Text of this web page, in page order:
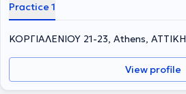
Practice 1
ΚΟΡΓΙΑΛΕΝΙΟΥ 21-23, Athens, ΑΤΤΙΚΗ
View profile